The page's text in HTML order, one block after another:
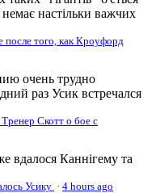
настільки важчих
после того, как Кроуфорд
очень трудно
раз Усик встречался
Скотт о бое с
вдалося Каннігему та
Усику · 4 hours ago